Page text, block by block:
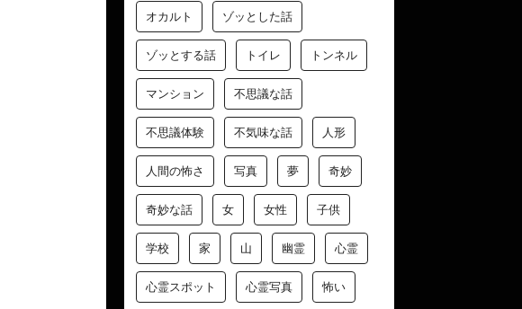
オカルト ゾッとした話
ゾッとする話 トイレ トンネル
マンション 不思議な話
不思議体験 不気味な話 人形
人間の怖さ 写真 夢 奇妙
奇妙な話 女 女性 子供
学校 家 山 幽霊 心霊
心霊スポット 心霊写真 怖い